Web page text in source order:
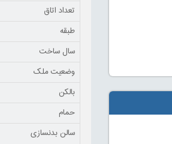
تعداد اتاق
طبقه
سال ساخت
وضعیت ملک
بالکن
حمام
سالن بدنسازی